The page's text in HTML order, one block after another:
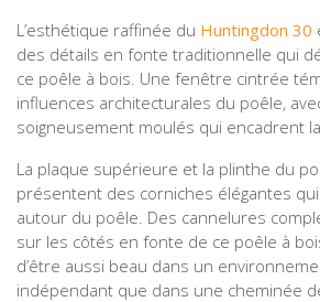
L’esthétique raffinée du Huntingdon 30
des détails en fonte traditionnelle qui
ce poêle à bois. Une fenêtre cintrée
influences architecturales du poêle,
soigneusement moulés qui encadrent
La plaque supérieure et la plinthe du
présentent des corniches élégantes
autour du poêle. Des cannelures
sur les côtés en fonte de ce poêle à
d’être aussi beau dans un
indépendant que dans une cheminée